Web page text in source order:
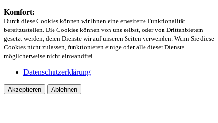
Komfort:
Durch diese Cookies können wir Ihnen eine erweiterte Funktionalität
bereitzustellen. Die Cookies können von uns selbst, oder von Drittanbietern
gesetzt werden, deren Dienste wir auf unseren Seiten verwenden. Wenn Sie diese
Cookies nicht zulassen, funktionieren einige oder alle dieser Dienste
möglicherweise nicht einwandfrei.
Datenschutzerklärung
Akzeptieren Ablehnen